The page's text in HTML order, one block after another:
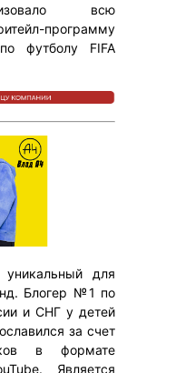
всю
программу
футболу FIFA
для
Блогер №1 по
и СНГ у детей
за счет
в формате
Является